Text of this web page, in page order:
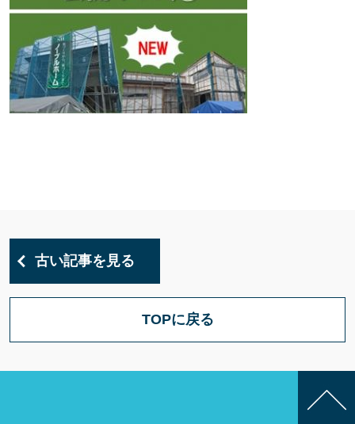
古い記事を見る
TOPに戻る